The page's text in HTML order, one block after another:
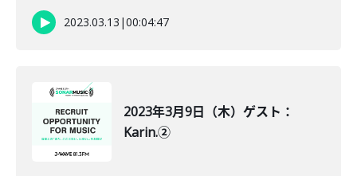
2023.03.13 |00:04:47
2023年3月9日（木）ゲスト：
Karin.②